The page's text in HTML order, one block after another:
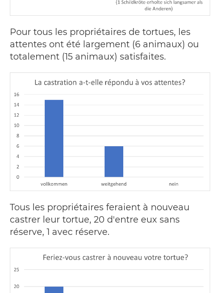
Pour tous les propriétaires de tortues, les
attentes ont été largement (6 animaux) ou
totalement (15 animaux) satisfaites.
Tous les propriétaires feraient à nouveau
castrer leur tortue, 20 d'entre eux sans
réserve, 1 avec réserve.